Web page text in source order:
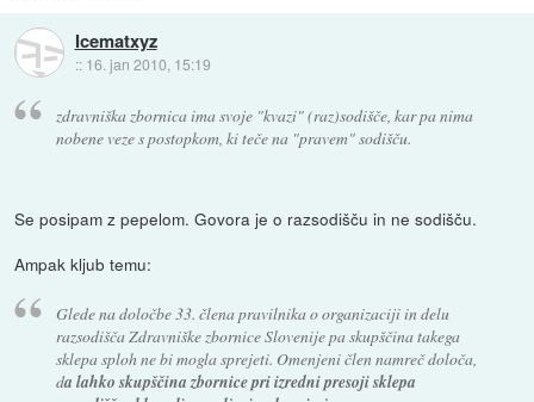
Icematxyz
:: 16. jan 2010, 15:19
zdravniška zbornica ima svoje "kvazi" (raz)sodišče, kar pa nima
nobene veze s postopkom, ki teče na "pravem" sodišču.
Se posipam z pepelom. Govora je o razsodišču in ne sodišču.
Ampak kljub temu:
Glede na določbe 33. člena pravilnika o organizaciji in delu
razsodišča Zdravniške zbornice Slovenije pa skupščina takega
sklepa sploh ne bi mogla sprejeti. Omenjeni člen namreč določa,
da lahko skupščina zbornice pri izredni presoji sklepa